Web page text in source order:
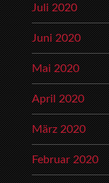
Juli 2020
Juni 2020
Mai 2020
April 2020
März 2020
Februar 2020